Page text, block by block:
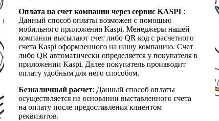
Оплата на счет компании через сервис KASPI :
Данный способ оплаты возможен с помощью
мобильного приложения Kaspi. Менеджеры нашей
компании высылают счет либо QR код с расчетного
счета Kaspi оформленного на нашу компанию. Счет
либо QR автоматически определяется у покупателя в
приложении Kaspi. Далее покупатель производит
оплату удобным для него способом.
Безналичный расчет: Данный способ оплаты
осуществляется на основании выставленного счета
на оплату после предоставления клиентом
реквизитов.